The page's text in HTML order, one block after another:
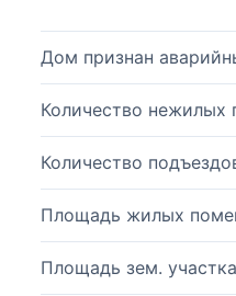
Дом признан
Количество нежилых
Количество
Площадь жилых
Площадь зем.